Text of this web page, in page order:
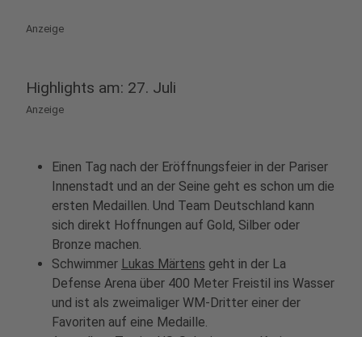
Anzeige
Highlights am: 27. Juli
Anzeige
Einen Tag nach der Eröffnungsfeier in der Pariser
Innenstadt und an der Seine geht es schon um die
ersten Medaillen. Und Team Deutschland kann
sich direkt Hoffnungen auf Gold, Silber oder
Bronze machen.
Schwimmer Lukas Märtens geht in der La
Defense Arena über 400 Meter Freistil ins Wasser
und ist als zweimaliger WM-Dritter einer der
Favoriten auf eine Medaille.